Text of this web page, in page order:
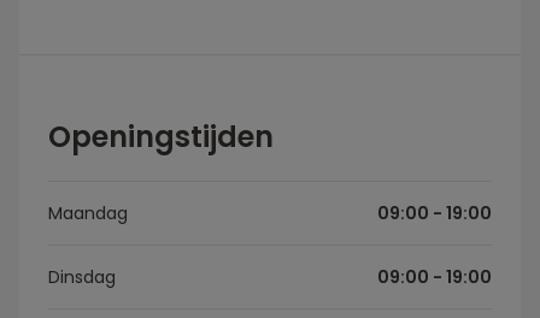
Openingstijden
Maandag 09:00 - 19:00
Dinsdag 09:00 - 19:00